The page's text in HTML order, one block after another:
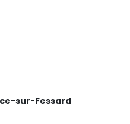
sur-Fessard